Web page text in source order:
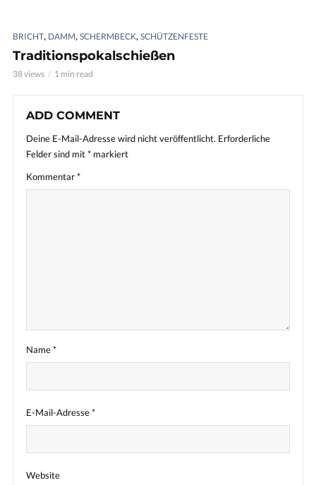
BRICHT, DAMM, SCHERMBECK, SCHÜTZENFESTE
Traditionspokalschießen
38 views 1 min read
ADD COMMENT
Deine E-Mail-Adresse wird nicht veröffentlicht. Erforderliche
Felder sind mit* markiert
Kommentar*
Name*
E-Mail-Adresse*
Website